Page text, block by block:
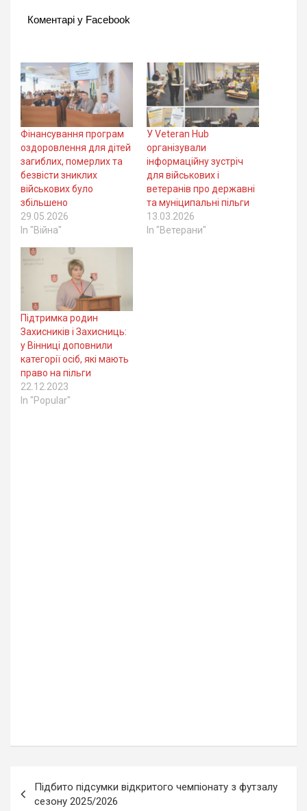
Коментарі у Facebook
Фінансування програм
оздоровлення для дітей
загиблих, померлих та
безвісти зниклих
військових було
збільшено
29.05.2026
In "Війна"
У Veteran Hub
організували
інформаційну зустріч
для військових і
ветеранів про державні
та муніципальні пільги
13.03.2026
In "Ветерани"
Підтримка родин
Захисників і Захисниць:
у Вінниці доповнили
категорії осіб, які мають
право на пільги
22.12.2023
In "Popular"
записів
Підбито підсумки відкритого чемпіонату з футзалу
сезону 2025/2026